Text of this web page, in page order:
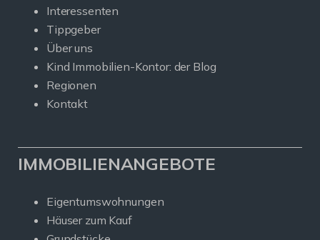
Interessenten
Tippgeber
Über uns
Kind Immobilien-Kontor: der Blog
Regionen
Kontakt
IMMOBILIENANGEBOTE
Eigentumswohnungen
Häuser zum Kauf